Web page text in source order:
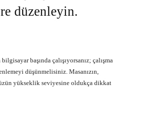
düzenleyin.
başında çalışıyorsanız; çalışma
düşünmelisiniz. Masanızın,
yükseklik seviyesine oldukça dikkat